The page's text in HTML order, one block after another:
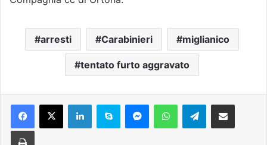
arresti Carabinieri miglianico
tentato furto aggravato
Telegram